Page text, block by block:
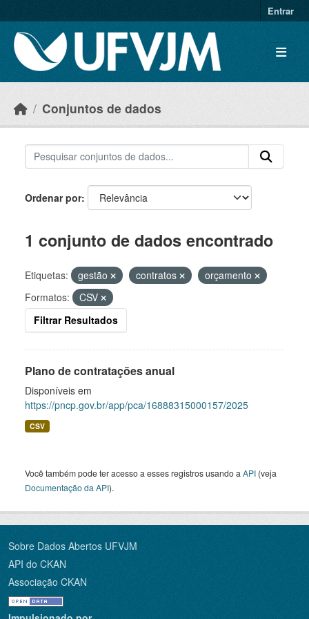
Entrar
Conjuntos de dados
Ordenar por
1 conjunto de dados encontrado
Etiquetas: gestão contratos
orçamento
Formatos:
CSV
Filtrar Resultados
Plano de contratações anual
Disponíveis em
https://pncp.gov.br/app/pca/16888315000157/2025
CSV
Você também pode ter acesso a esses registros usando a API (veja
Documentação da API).
Sobre Dados Abertos UFVJM
API do CKAN
Associação CKAN